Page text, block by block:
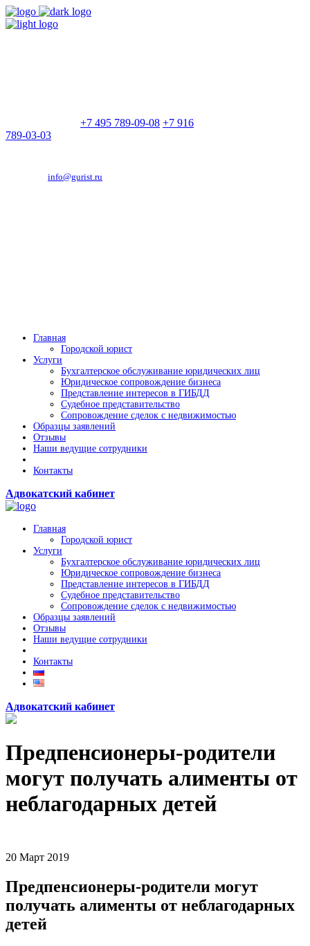
+7 495 789-09-08 +7 916
789-03-03
info@gurist.ru
Главная
Городской юрист
Услуги
Бухгалтерское обслуживание юридических лиц
Юридическое сопровождение бизнеса
Представление интересов в ГИБДД
Судебное представительство
Сопровождение сделок с недвижимостью
Образцы заявлений
Отзывы
Наши ведущие сотрудники
Контакты
Адвокатский кабинет
Главная
Городской юрист
Услуги
Бухгалтерское обслуживание юридических лиц
Юридическое сопровождение бизнеса
Представление интересов в ГИБДД
Судебное представительство
Сопровождение сделок с недвижимостью
Образцы заявлений
Отзывы
Наши ведущие сотрудники
Контакты
Адвокатский кабинет
Предпенсионеры-родители
могут получать алименты от
неблагодарных детей
20 Март 2019
Предпенсионеры-родители могут
получать алименты от неблагодарных
детей